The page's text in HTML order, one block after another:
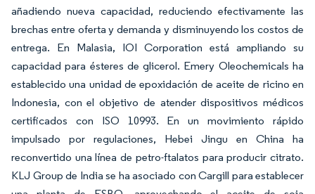
añadiendo nueva capacidad, reduciendo efectivamente las
brechas entre oferta y demanda y disminuyendo los costos de
entrega. En Malasia, IOI Corporation está ampliando su
capacidad para ésteres de glicerol. Emery Oleochemicals ha
establecido una unidad de epoxidación de aceite de ricino en
Indonesia, con el objetivo de atender dispositivos médicos
certificados con ISO 10993. En un movimiento rápido
impulsado por regulaciones, Hebei Jingu en China ha
reconvertido una línea de petro-ftalatos para producir citrato.
KLJ Group de India se ha asociado con Cargill para establecer